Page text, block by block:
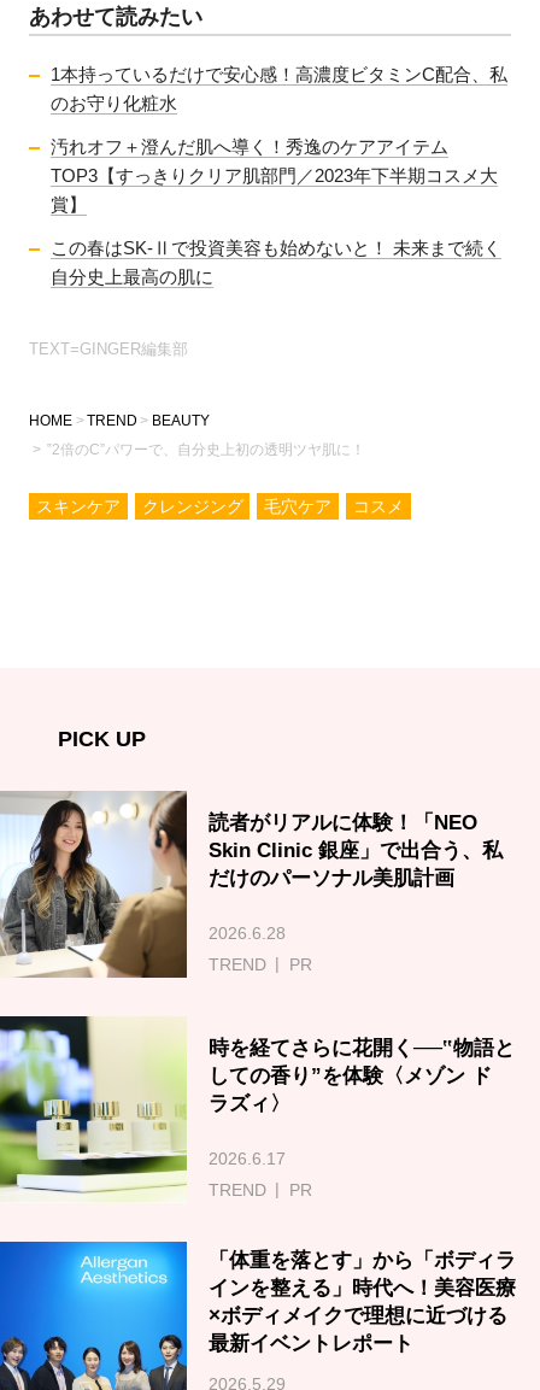
あわせて読みたい
1本持っているだけで安心感！高濃度ビタミンC配合、私
のお守り化粧水
汚れオフ＋澄んだ肌へ導く！秀逸のケアアイテム
TOP3【すっきりクリア肌部門／2023年下半期コスメ大
賞】
この春はSK-Ⅱで投資美容も始めないと！ 未来まで続く
自分史上最高の肌に
TEXT=GINGER編集部
HOME TREND
BEAUTY
‟2倍のC”パワーで、自分史上初の透明ツヤ肌に！
スキンケア クレンジング 毛穴ケア コスメ
PICK UP
読者がリアルに体験！「NEO
Skin Clinic 銀座」で出合う、私
だけのパーソナル美肌計画
2026.6.28
TREND
PR
時を経てさらに花開く──‟物語と
しての香り”を体験〈メゾン ド
ラズィ〉
2026.6.17
TREND
PR
「体重を落とす」から「ボディラ
インを整える」時代へ！美容医療
×ボディメイクで理想に近づける
最新イベントレポート
2026.5.29